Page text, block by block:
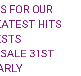
FOR OUR
HITS
31ST